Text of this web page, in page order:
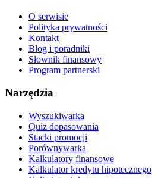
O serwisie
Polityka prywatności
Kontakt
Blog i poradniki
Słownik finansowy
Program partnerski
Narzędzia
Wyszukiwarka
Quiz dopasowania
Stacki promocji
Porównywarka
Kalkulatory finansowe
Kalkulator kredytu hipotecznego